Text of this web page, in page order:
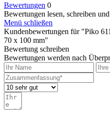
Bewertungen 0
Bewertungen lesen, schreiben
Menü schließen
Kundenbewertungen für "Piko
70 x 100 mm"
Bewertung schreiben
Bewertungen werden nach